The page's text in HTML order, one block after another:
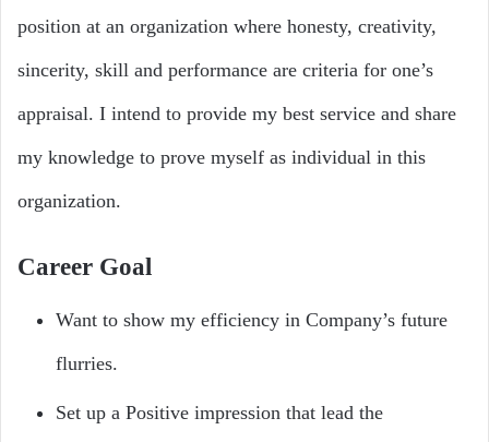
position at an organization where honesty, creativity,
sincerity, skill and performance are criteria for one’s
appraisal. I intend to provide my best service and share
my knowledge to prove myself as individual in this
organization.
Career Goal
Want to show my efficiency in Company’s future
flurries.
Set up a Positive impression that lead the